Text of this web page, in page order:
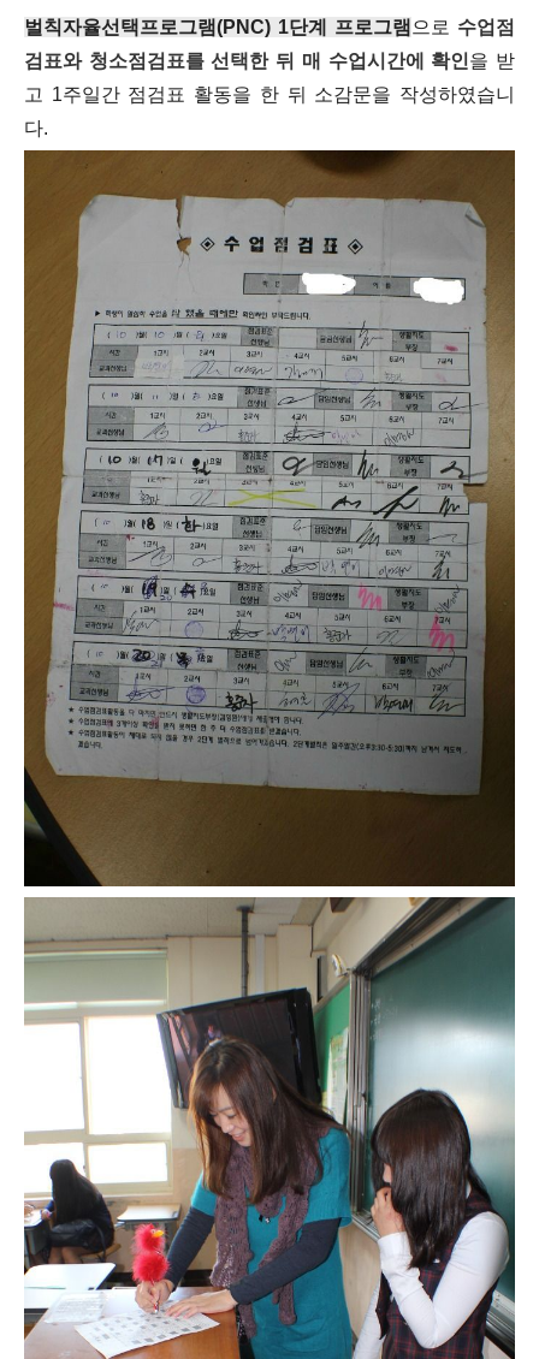
벌칙자율선택프로그램(PNC) 1단계 프로그램 으로 수업점
검표와 청소점검표를 선택한 뒤 매 수업시간에 확인을 받
고 1주일간 점검표 활동을 한 뒤 소감문을 작성하였습니
다.